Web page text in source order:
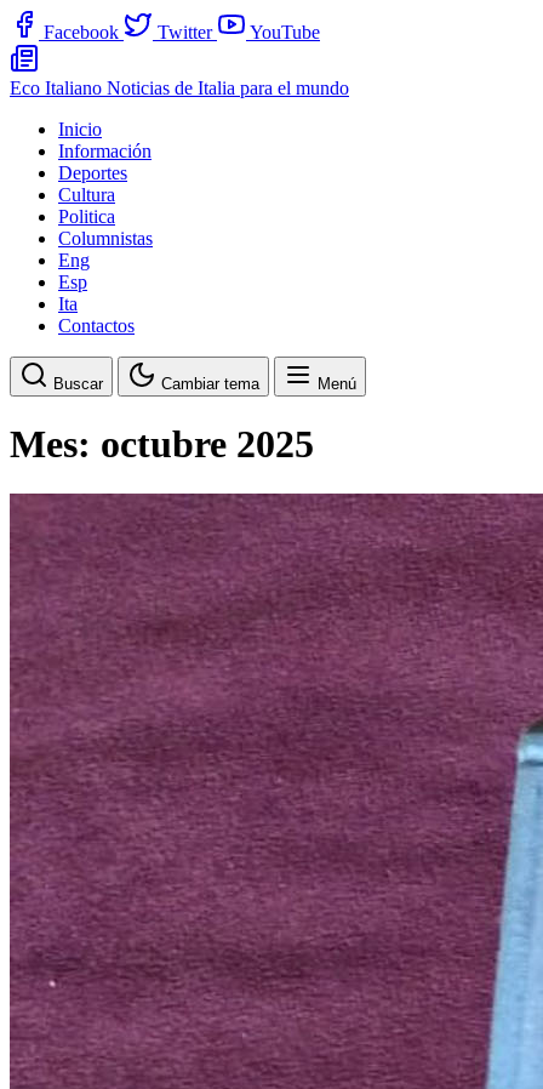
Facebook Twitter YouTube
Eco Italiano Noticias de Italia para el mundo
Inicio
Información
Deportes
Cultura
Politica
Columnistas
Eng
Esp
Ita
Contactos
Buscar Cambiar tema Menú
Mes: octubre 2025